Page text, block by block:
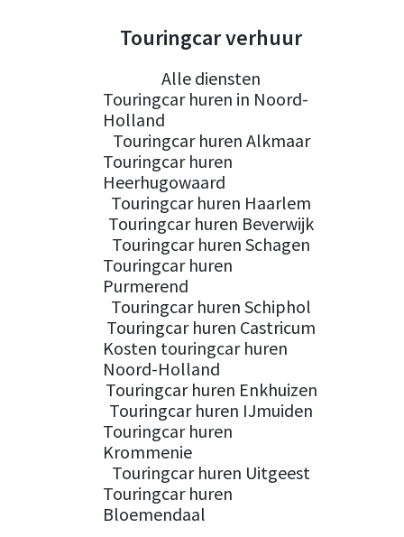
Touringcar verhuur
Alle diensten
Touringcar huren in Noord-
Holland
Touringcar huren Alkmaar
Touringcar huren
Heerhugowaard
Touringcar huren Haarlem
Touringcar huren Beverwijk
Touringcar huren Schagen
Touringcar huren
Purmerend
Touringcar huren Schiphol
Touringcar huren Castricum
Kosten touringcar huren
Noord-Holland
Touringcar huren Enkhuizen
Touringcar huren IJmuiden
Touringcar huren
Krommenie
Touringcar huren Uitgeest
Touringcar huren
Bloemendaal